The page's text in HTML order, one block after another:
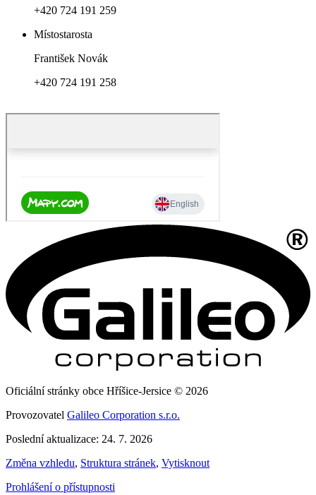
+420 724 191 259
Místostarosta
František Novák
+420 724 191 258
Oficiální stránky obce Hříšice-Jersice © 2026
Provozovatel Galileo Corporation s.r.o.
Poslední aktualizace: 24. 7. 2026
Změna vzhledu, Struktura stránek, Vytisknout
Prohlášení o přístupnosti